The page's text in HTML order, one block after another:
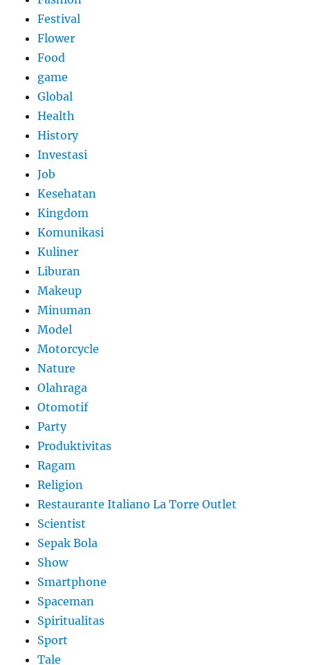
Festival
Flower
Food
game
Global
Health
History
Investasi
Job
Kesehatan
Kingdom
Komunikasi
Kuliner
Liburan
Makeup
Minuman
Model
Motorcycle
Nature
Olahraga
Otomotif
Party
Produktivitas
Ragam
Religion
Restaurante Italiano La Torre Outlet
Scientist
Sepak Bola
Show
Smartphone
Spaceman
Spiritualitas
Sport
Tale